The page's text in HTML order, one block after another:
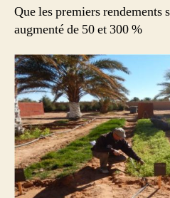
Que les premiers rendements
augmenté de 50 et 300 %